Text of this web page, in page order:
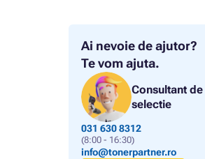
Ai nevoie de ajutor?
Te vom ajuta.
Consultant de
selectie
031 630 8312
(8:00 - 16:30)
info@tonerpartner.ro